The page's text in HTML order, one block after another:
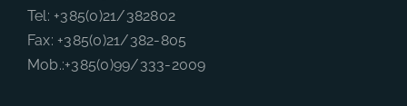
Tel: +385(0)21/382802
Fax: +385(0)21/382-805
Mob.:+385(0)99/333-2009